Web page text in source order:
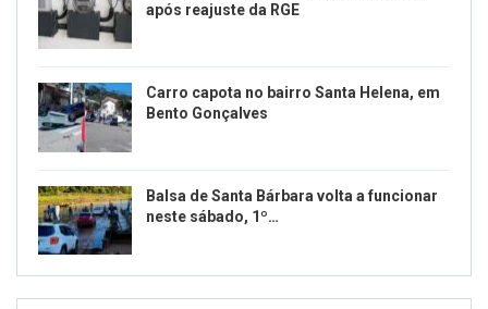
após reajuste da RGE
Carro capota no bairro Santa Helena, em
Bento Gonçalves
Balsa de Santa Bárbara volta a funcionar
neste sábado, 1º…